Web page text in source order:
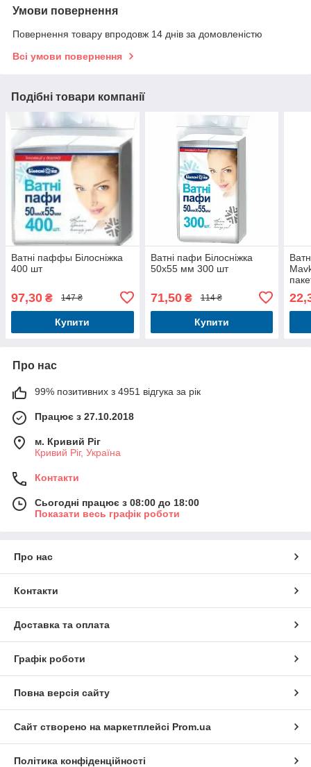
Умови повернення
Повернення товару впродовж 14 днів за домовленістю
Всі умови повернення
Подібні товари компанії
Ватні паффы Білосніжка
400 шт
97,30 ₴ 147 ₴
Купити
Ватні пафи Білосніжка
50x55 мм 300 шт
71,50₴ 114 ₴
Купити
Про нас
99% позитивних з 4951 відгука за рік
Працює з 27.10.2018
м. Кривий Ріг
Кривий Ріг, Україна
Контакти
Сьогодні працює з 08:00 до 18:00
Показати весь графік роботи
Про нас
Контакти
Доставка та оплата
Графік роботи
Повна версія сайту
Сайт створено на маркетплейсі Prom.ua
Політика конфіденційності